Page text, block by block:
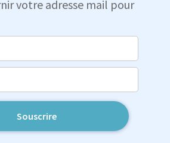
votre adresse mail pour
Souscrire